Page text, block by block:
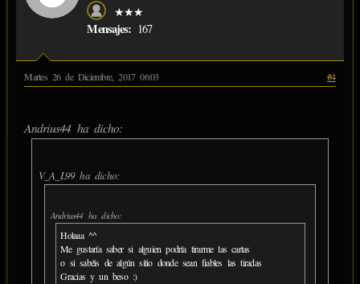
★★★
Mensajes: 167
Martes 26 de Diciembre, 2017 06:03 #4
Andrius44 ha dicho:
V_A_L99 ha dicho:
Andrius44 ha dicho:
Holaaa ^^
Me gustaría saber si alguien podría tirarme las cartas
o si sabéis de algún sitio donde sean fiables las tiradas
Gracias y un beso :)